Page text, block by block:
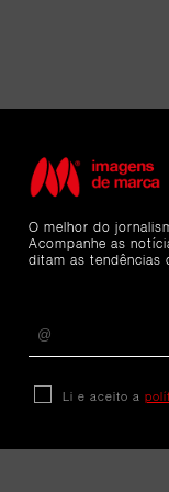
O melhor do
Acompanhe as
ditam as tendências
Li e aceito a